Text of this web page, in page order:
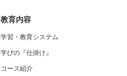
教育内容
学習・教育システム
学びの『仕掛け』
コース紹介